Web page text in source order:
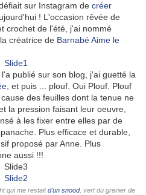
sur Instagram de créer
! L'occasion rêvée de
crochet de l'été, j'ai nommé
, la créatrice de Barnabé Aime le
publié sur son blog, j'ai guetté la
, et puis ... plouf. Oui Plouf. Plouf
des feuilles dont la tenue ne
la pression faisant leur oeuvre,
à les fixer entre elles par de
Plus efficace et durable,
proposé par Anne. Plus
aussi !!!
qui me restaitd'un snood, vert du grenier de